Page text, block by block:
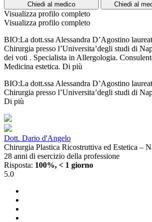
Chiedi al medico Chiedi al
Visualizza profilo completo
Visualizza profilo completo
BIO:La dott.ssa Alessandra D’Agostino
Chirurgia presso l’Universita’degli studi di
dei voti . Specialista in Allergologia.
Medicina estetica. Di più
BIO:La dott.ssa Alessandra D’Agostino
Chirurgia presso l’Universita’degli studi di
Di più
Dott. Dario d'Angelo
Chirurgia Plastica Ricostruttiva ed Estetica –
28 anni di esercizio della professione
Risposta: 100%, < 1 giorno
5.0